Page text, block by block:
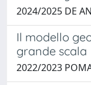
2024/2025 DE
Il modello
grande scala
2022/2023